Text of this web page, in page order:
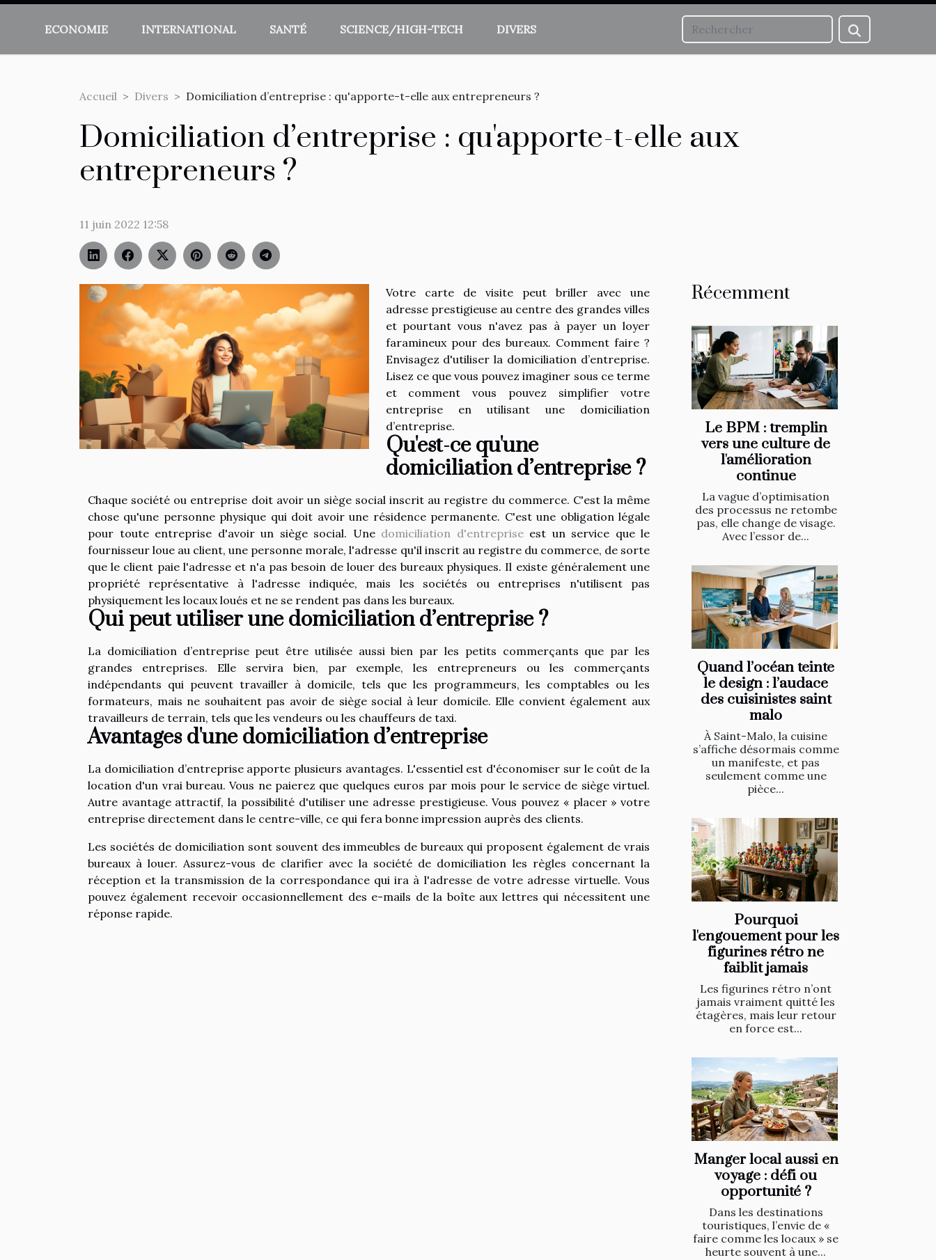
ECONOMIE INTERNATIONAL SANTÉ SCIENCE/HIGH-TECH DIVERS
Accueil Divers Domiciliation d’entreprise : qu'apporte-t-elle aux entrepreneurs ?
Domiciliation d’entreprise : qu'apporte-t-elle aux
entrepreneurs ?
11 juin 2022 12:58
Votre carte de visite peut briller avec une
adresse prestigieuse au centre des grandes villes
et pourtant vous n'avez pas à payer un loyer
faramineux pour des bureaux. Comment faire ?
Envisagez d'utiliser la domiciliation d’entreprise.
Lisez ce que vous pouvez imaginer sous ce terme
et comment vous pouvez simplifier votre
entreprise en utilisant une domiciliation
d’entreprise.
Qu'est-ce qu'une
domiciliation d’entreprise ?
Chaque société ou entreprise doit avoir un siège social inscrit au registre du commerce. C'est la même
chose qu'une personne physique qui doit avoir une résidence permanente. C'est une obligation légale
pour toute entreprise d'avoir un siège social. Une domiciliation d'entrepriseest un service que le
fournisseur loue au client, une personne morale, l'adresse qu'il inscrit au registre du commerce, de sorte
que le client paie l'adresse et n'a pas besoin de louer des bureaux physiques. Il existe généralement une
propriété représentative à l'adresse indiquée, mais les sociétés ou entreprises n'utilisent pas
physiquement les locaux loués et ne se rendent pas dans les bureaux.
Qui peut utiliser une domiciliation d’entreprise ?
La domiciliation d’entreprise peut être utilisée aussi bien par les petits commerçants que par les
grandes entreprises. Elle servira bien, par exemple, les entrepreneurs ou les commerçants
indépendants qui peuvent travailler à domicile, tels que les programmeurs, les comptables ou les
formateurs, mais ne souhaitent pas avoir de siège social à leur domicile. Elle convient également aux
travailleurs de terrain, tels que les vendeurs ou les chauffeurs de taxi.
Avantages d'une domiciliation d’entreprise
La domiciliation d’entreprise apporte plusieurs avantages. L'essentiel est d'économiser sur le coût de la
location d'un vrai bureau. Vous ne paierez que quelques euros par mois pour le service de siège virtuel.
Autre avantage attractif, la possibilité d'utiliser une adresse prestigieuse. Vous pouvez « placer » votre
entreprise directement dans le centre-ville, ce qui fera bonne impression auprès des clients.
Les sociétés de domiciliation sont souvent des immeubles de bureaux qui proposent également de vrais
bureaux à louer. Assurez-vous de clarifier avec la société de domiciliation les règles concernant la
réception et la transmission de la correspondance qui ira à l'adresse de votre adresse virtuelle. Vous
pouvez également recevoir occasionnellement des e-mails de la boîte aux lettres qui nécessitent une
réponse rapide.
Récemment
Le BPM : tremplin
vers une culture de
l'amélioration
continue
La vague d’optimisation
des processus ne retombe
pas, elle change de visage.
Avec l’essor de...
Quand l’océan teinte
le design : l’audace
des cuisinistes saint
malo
À Saint-Malo, la cuisine
s’affiche désormais comme
un manifeste, et pas
seulement comme une
pièce...
Pourquoi
l'engouement pour les
figurines rétro ne
faiblit jamais
Les figurines rétro n’ont
jamais vraiment quitté les
étagères, mais leur retour
en force est...
Manger local aussi en
voyage : défi ou
opportunité ?
Dans les destinations
touristiques, l’envie de «
faire comme les locaux » se
heurte souvent à une...